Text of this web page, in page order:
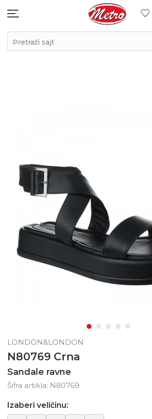
Pretraži sajt
LONDON&LONDON
N80769 Crna
Sandale ravne
Šifra artikla: N80769
Izaberi veličinu: